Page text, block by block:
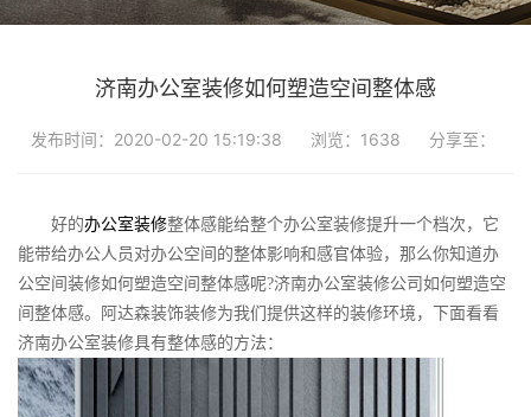
济南办公室装修如何塑造空间整体感
发布时间：2020-02-20 15:19:38 浏览：1638 分享至：
好的办公室装修整体感能给整个办公室装修提升一个档次，它
能带给办公人员对办公空间的整体影响和感官体验，那么你知道办
公空间装修如何塑造空间整体感呢?济南办公室装修公司如何塑造空
间整体感。阿达森装饰装修为我们提供这样的装修环境，下面看看
济南办公室装修具有整体感的方法：